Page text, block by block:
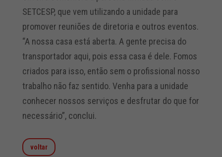
SETCESP, que vem utilizando a unidade para
promover reuniões de diretoria e outros eventos.
“A nossa casa está aberta. A gente precisa do
transportador aqui, pois essa casa é dele. Fomos
criados para isso, então sem o profissional nosso
trabalho não faz sentido. Venha para a unidade
conhecer nossos serviços e desfrutar do que for
necessário”, conclui.
voltar